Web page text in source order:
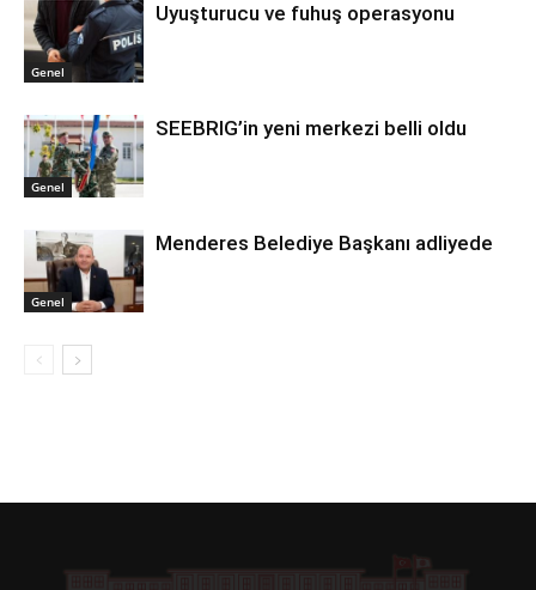
Genel
Uyuşturucu ve fuhuş operasyonu
Genel
SEEBRIG’in yeni merkezi belli oldu
Genel
Menderes Belediye Başkanı adliyede